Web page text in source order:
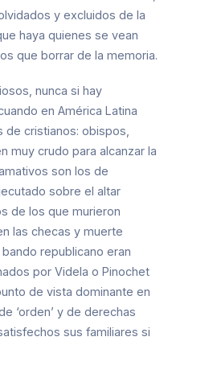
y excluidos de la
haya quienes se vean
que borrar de la memoria.
nunca si hay
en América Latina
cristianos: obispos,
muy crudo para alcanzar la
son los de
sobre el altar
de los que murieron
las checas y muerte
republicano eran
por Videla o Pinochet
de vista dominante en
‘orden’ y de derechas
sus familiares si